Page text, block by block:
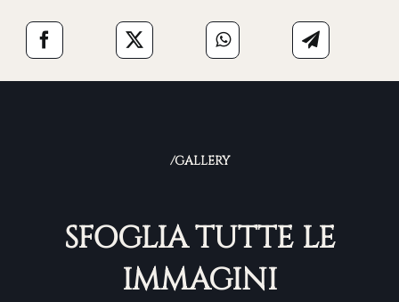
/GALLERY
SFOGLIA TUTTE LE
IMMAGINI